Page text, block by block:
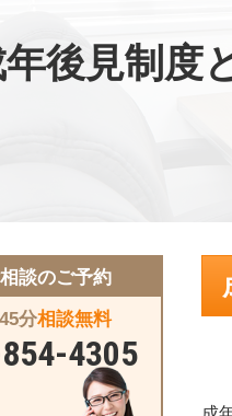
後見制度
談のご予約
分相談無料
4305